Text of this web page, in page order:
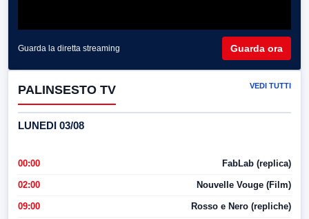
Guarda la diretta streaming Guarda ora
PALINSESTO TV VEDI TUTTI
LUNEDI 03/08
00:00 FabLab (replica)
02:00 Nouvelle Vouge (Film)
09:00 Rosso e Nero (repliche)